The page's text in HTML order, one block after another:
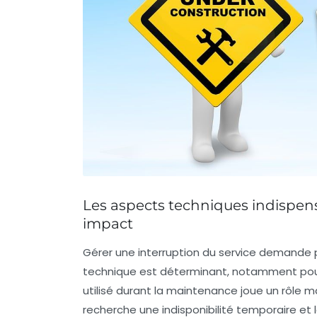
Les aspects techniques
impact
Gérer une interruption du service demande
technique est déterminant, notamment
utilisé durant la maintenance joue un rôle
recherche une indisponibilité temporaire